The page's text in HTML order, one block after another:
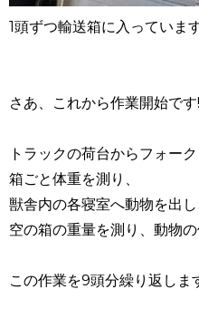
1頭ずつ輸送箱に入っていま
さあ、これから作業開始です!
トラックの荷台からフォー
箱ごと体重を測り、
獣舎内の各寝室へ動物を出し
空の箱の重量を測り、動物の
この作業を9頭分繰り返しま